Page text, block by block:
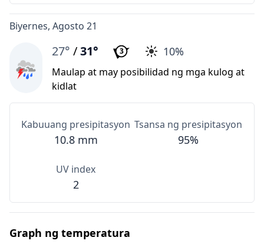
Biyernes, Agosto 21
27° /31° 3 10%
Maulap at may posibilidad ng mga kulog at
kidlat
Kabuuang presipitasyon
10.8 mm
Tsansa ng presipitasyon
95%
UV index
2
Graph ng temperatura